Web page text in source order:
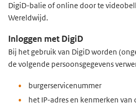
DigiD-balie of online door te
Wereldwijd.
Inloggen met DigiD
Bij het gebruik van DigiD worden
de volgende persoonsgegevens
burgerservicenummer
het IP-adres en kenmerken